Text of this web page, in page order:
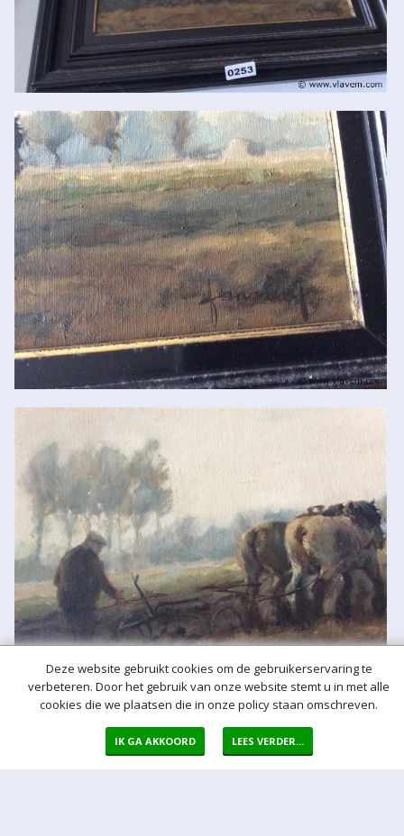
Meer hulp bij het bieden
Deze website gebruikt cookies om de gebruikerservaring te
verbeteren. Door het gebruik van onze website stemt u in met alle
cookies die we plaatsen die in onze policy staan omschreven.
IK GA AKKOORD LEES VERDER...